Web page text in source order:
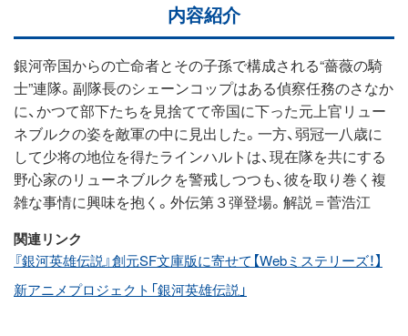
内容紹介
銀河帝国からの亡命者とその子孫で構成される“薔薇の騎
士”連隊。副隊長のシェーンコップはある偵察任務のさなか
に、かつて部下たちを見捨てて帝国に下った元上官リュー
ネブルクの姿を敵軍の中に見出した。一方、弱冠一八歳に
して少将の地位を得たラインハルトは、現在隊を共にする
野心家のリューネブルクを警戒しつつも、彼を取り巻く複
雑な事情に興味を抱く。外伝第３弾登場。解説＝菅浩江
関連リンク
『銀河英雄伝説』創元SF文庫版に寄せて【Webミステリーズ！】
新アニメプロジェクト「銀河英雄伝説」